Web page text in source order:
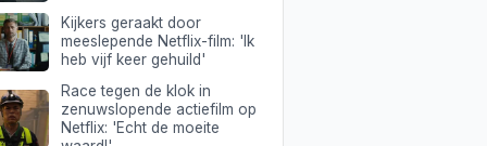
Kijkers geraakt door
meeslepende Netflix-film: 'Ik
heb vijf keer gehuild'
Race tegen de klok in
zenuwslopende actiefilm op
Netflix: 'Echt de moeite